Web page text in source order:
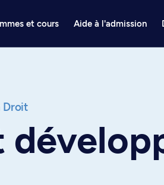
et cours Aide à l'admission
Droit